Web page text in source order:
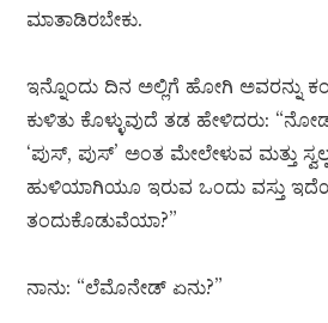
ಮಾತಾಡಿರಬೇಕು.
ಇನ್ನೊಂದು ದಿನ ಅಲ್ಲಿಗೆ ಹೋಗಿ ಅವರನ್ನು
ಕುಳಿತು ಕೊಳ್ಳುವುದೆ ತಡ ಹೇಳಿದರು:
‘ಪುಸ್, ಪುಸ್’ ಅಂತ ಮೇಲೇಳುವ ಮತ್ತು
ಹುಳಿಯಾಗಿಯೂ ಇರುವ ಒಂದು ವಸ್ತು
ತಂದುಕೊಡುವೆಯಾ?”
ನಾನು: “ಲೆಮೊನೇಡ್ ಏನು?”